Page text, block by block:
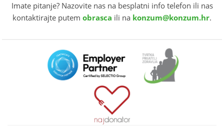
Imate pitanje? Nazovite nas na besplatni info telefon ili nas
kontaktirajte putem obrasca ili na konzum@konzum.hr.